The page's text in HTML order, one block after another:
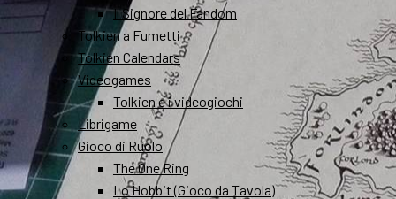
Il Signore del Fandom
Tolkien a Fumetti
Tolkien Calendars
Videogames
Tolkien e i videogiochi
Librigame
Gioco di Ruolo
The One Ring
Lo Hobbit (Gioco da Tavola)